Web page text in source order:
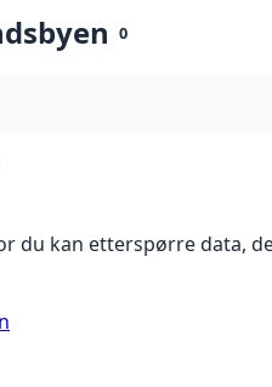
0
du kan etterspørre data,